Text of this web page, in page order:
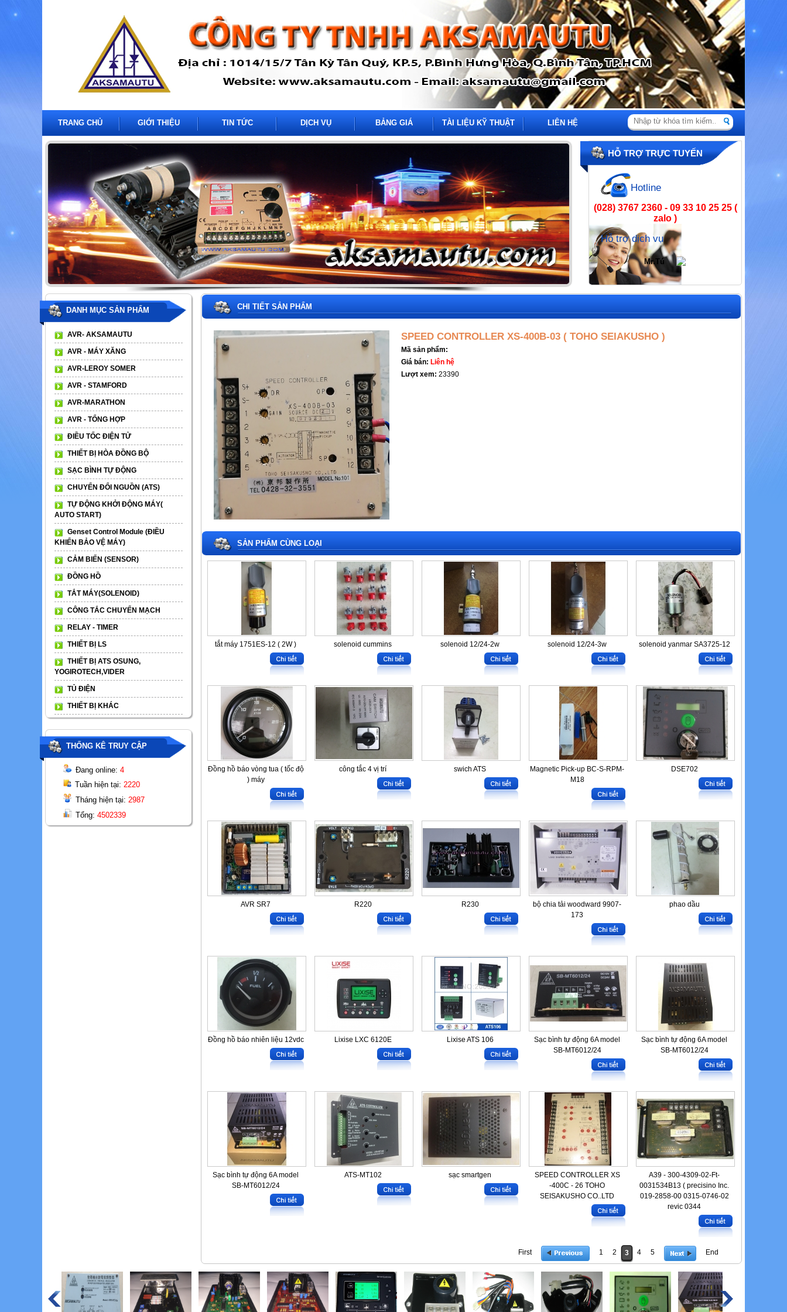
TRANG CHỦ GIỚI THIỆU TIN TỨC DỊCH VỤ BẢNG GIÁ TÀI LIỆU KỸ THUẬT LIÊN HỆ
HỖ TRỢ TRỰC TUYẾN
Hotline
(028) 3767 2360 - 09 33 10 25 25 (
zalo )
Hỗ trợ dịch vụ
Mr.Tú
DANH MỤC SẢN PHẨM
AVR- AKSAMAUTU
AVR - MÁY XĂNG
AVR-LEROY SOMER
AVR - STAMFORD
AVR-MARATHON
AVR - TỔNG HỢP
ĐIỀU TỐC ĐIỆN TỬ
THIẾT BỊ HÒA ĐỒNG BỘ
SẠC BÌNH TỰ ĐỘNG
CHUYỂN ĐỔI NGUỒN (ATS)
TỰ ĐỘNG KHỞI ĐỘNG MÁY(
AUTO START)
Genset Control Module (ĐIỀU
KHIỂN BẢO VỆ MÁY)
CẢM BIẾN (SENSOR)
ĐỒNG HỒ
TẮT MÁY(SOLENOID)
CÔNG TẮC CHUYỂN MẠCH
RELAY - TIMER
THIẾT BỊ LS
THIẾT BỊ ATS OSUNG,
YOGIROTECH,VIDER
TỦ ĐIỆN
THIẾT BỊ KHÁC
THỐNG KÊ TRUY CẬP
Đang online: 4
Tuần hiện tại: 2220
Tháng hiện tại: 2987
Tổng: 4502339
CHI TIẾT SẢN PHẨM
SPEED CONTROLLER XS-400B-03 ( TOHO SEIAKUSHO )
Mã sản phẩm:
Giá bán: Liên hệ
Lượt xem: 23390
SẢN PHẨM CÙNG LOẠI
tắt máy 1751ES-12 ( 2W ) solenoid cummins solenoid 12/24-2w solenoid 12/24-3w solenoid yanmar SA3725-12
Đồng hồ báo vòng tua ( tốc độ
) máy
công tắc 4 vị trí swich ATS
Magnetic Pick-up BC-S-RPM-
M18
DSE702
AVR SR7 R220 R230
bộ chia tải woodward 9907-
173
phao dầu
Đồng hồ báo nhiên liệu 12vdc Lixise LXC 6120E Lixise ATS 106
Sạc bình tự động 6A model
SB-MT6012/24
Sạc bình tự động 6A model
SB-MT6012/24
Sạc bình tự động 6A model
SB-MT6012/24
ATS-MT102 sạc smartgen
SPEED CONTROLLER XS
-400C - 26 TOHO
SEISAKUSHO CO..LTD
A39 - 300-4309-02-Ft-
0031534B13 ( precisino Inc.
019-2858-00 0315-0746-02
revic 0344
First 1 2 3 4 5 End